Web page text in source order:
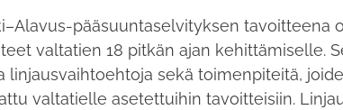
pääsuuntaselvityksen tavoitteena
valtatien 18 pitkän ajan kehittämiselle.
linjausvaihtoehtoja sekä toimenpiteitä,
valtatielle asetettuihin tavoitteisiin.